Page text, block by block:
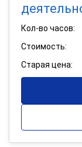
Кол-во часов:
Стоимость:
Старая цена: